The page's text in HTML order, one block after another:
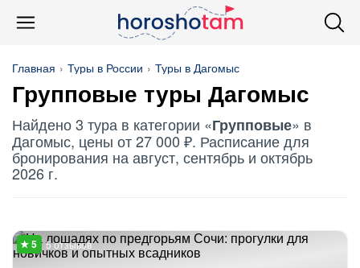
Главная Туры в России Туры в Дагомыс
Групповые туры Дагомыс
Найдено 3 тура в категории «Групповые» в
Дагомыс, цены от 27 000 ₽. Расписание для
бронирования на август, сентябрь и октябрь
2026 г.
5 отзывов